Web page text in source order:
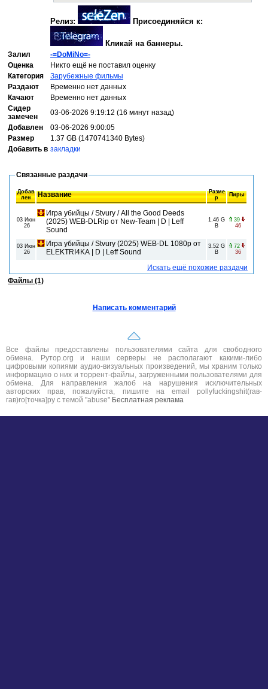
Релиз: Присоединяйся к:
Кликай на баннеры.
Залил
-=DoMiNo=-
Оценка
Никто ещё не поставил оценку
Категория
Зарубежные фильмы
Раздают
Временно нет данных
Качают
Временно нет данных
Сидер
замечен
03-06-2026 9:19:12 (16 минут назад)
Добавлен
03-06-2026 9:00:05
Размер
1.37 GB (1470741340 Bytes)
Добавить в закладки
Связанные раздачи
Добав
лен
Название
Разме
р
Пиры
03 Июн
26
Игра убийцы / Stvury / All the Good Deeds
(2025) WEB-DLRip от New-Team | D | Leff
Sound
1.46 G
B
39
46
03 Июн
26
Игра убийцы / Stvury (2025) WEB-DL 1080p от
ELEKTRI4KA | D | Leff Sound
3.52 G
B
72
36
Искать ещё похожие раздачи
Файлы (1)
Написать комментарий
Все файлы предоставлены пользователями сайта для свободного
обмена. Рутор.org и наши серверы не располагают какими-либо
цифровыми копиями аудио-визуальных произведений, мы храним только
информацию о них и торрент-файлы, загруженными пользователями для
обмена. Для направления жалоб на нарушения исключительных
авторских прав, пожалуйста, пишите на email pollyfuckingshit(гав-
гав)ro[точка]ру с темой "abuse" Бесплатная реклама